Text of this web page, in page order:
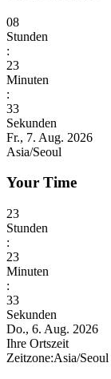
08
Stunden
:
23
Minuten
:
34
Sekunden
Fr., 7. Aug. 2026
Asia/Seoul
Your Time
23
Stunden
:
23
Minuten
:
34
Sekunden
Do., 6. Aug. 2026
Ihre Ortszeit
Zeitzone:Asia/Seoul